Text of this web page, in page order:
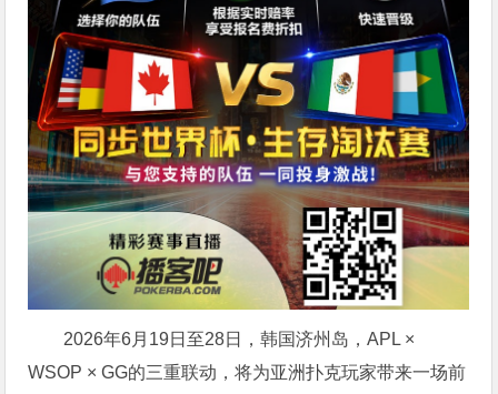
2026年6月19日至28日，韩国济州岛，APL ×
WSOP × GG的三重联动，将为亚洲扑克玩家带来一场前